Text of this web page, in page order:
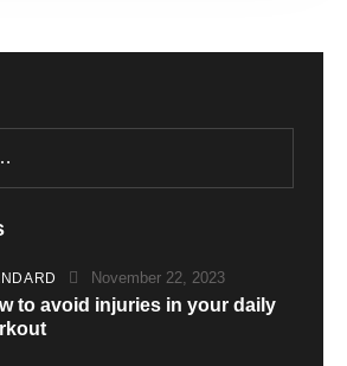
November 22, 2023
to avoid injuries in your daily